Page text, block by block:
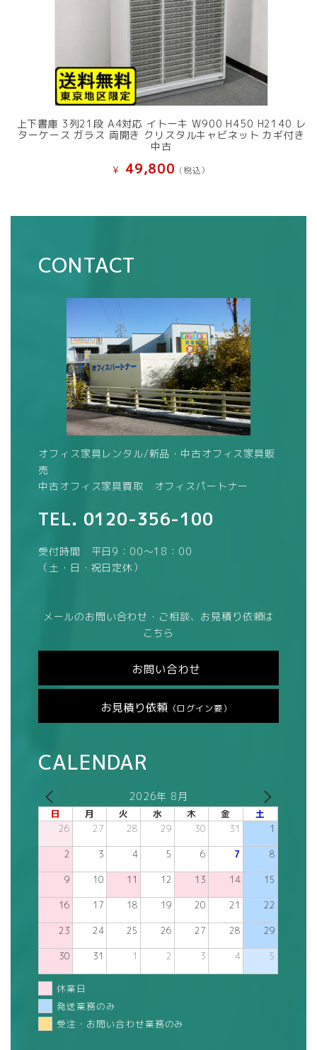
上下書庫 3列21段 A4対応 イトーキ W900 H450 H2140 レ
ターケース ガラス 両開き クリスタルキャビネット カギ付き
中古
¥ 49,800 (税込）
CONTACT
オフィス家具レンタル/新品・中古オフィス家具販
売
中古オフィス家具買取 オフィスパートナー
TEL. 0120-356-100
受付時間 平日9：00～18：00
（土・日・祝日定休）
メールのお問い合わせ・ご相談、お見積り依頼は
こちら
お問い合わせ
お見積り依頼 （ログイン要）
CALENDAR
2026年 8月
日 月 火 水 木 金 土
26 27 28 29 30 31 1
2 3 4 5 6 7 8
9 10 11 12 13 14 15
16 17 18 19 20 21 22
23 24 25 26 27 28 29
30 31 1 2 3 4 5
休業日
発送業務のみ
受注・お問い合わせ業務のみ